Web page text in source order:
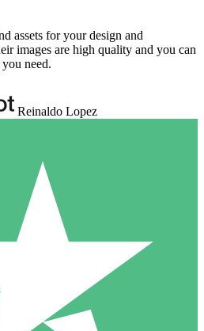
assets for your design and
images are high quality and you can
need.
Reinaldo Lopez